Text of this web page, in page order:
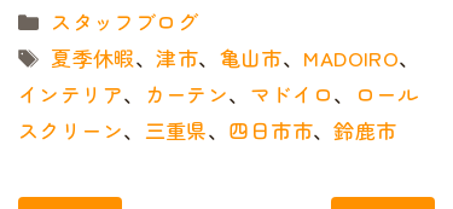
カ
テ
ゴ
リ
ー
スタッフブログ
タ
グ
夏季休暇、津市、 亀山市、 MADOIRO、
インテリア、 カーテン、 マドイロ、
ロール
スクリーン、 三重県、 四日市市、鈴鹿市